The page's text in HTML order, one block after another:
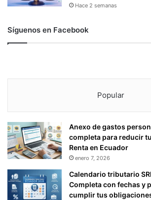
Hace 2 semanas
Síguenos en Facebook
Popular
Anexo de gastos
completa para reducir
Renta en Ecuador
enero 7, 2026
Calendario tributario
Completa con fechas y
cumplir tus